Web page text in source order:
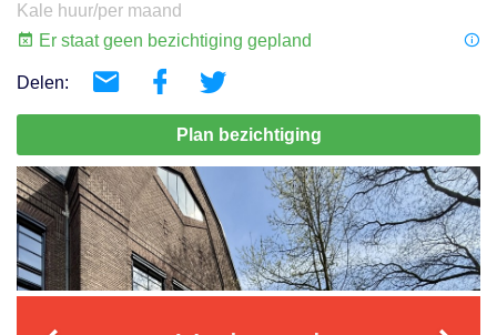
Kale huur/per maand
Er staat geen bezichtiging gepland
Delen:
Plan bezichtiging